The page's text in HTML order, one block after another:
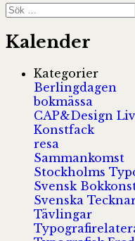
Sök
efter:
Kalender
Kategorier
Berlingdagen
bokmässa
CAP&Design
Konstfack
resa
Sammankomst
Stockholms
Svensk
Svenska
Tävlingar